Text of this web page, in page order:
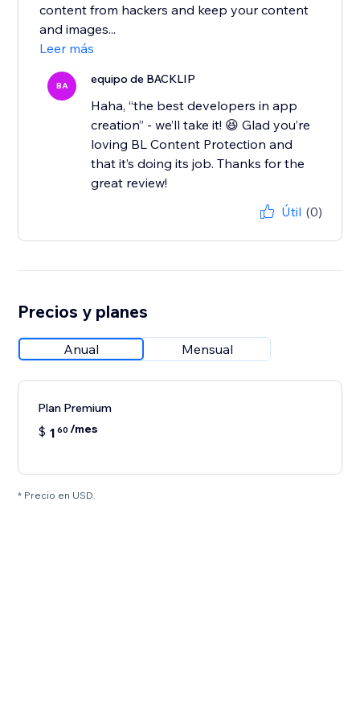
content from hackers and keep your content
and images...
Leer más
BA equipo de BACKLIP
Haha, “the best developers in app
creation” - we’ll take it! 😆 Glad you’re
loving BL Content Protection and
that it’s doing its job. Thanks for the
great review!
Útil (0)
Precios y planes
Anual Mensual
Plan Premium
$ 1 60 /mes
* Precio en USD.